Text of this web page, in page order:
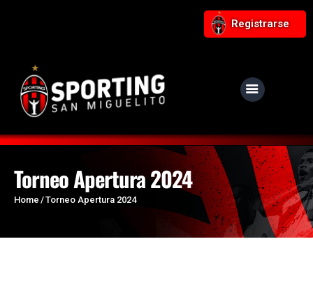
Registrarse
Torneo Apertura 2024
Home Torneo Apertura 2024
NUESTRO CLUB
Noticias
Responsabilidad Social
Contáctanos